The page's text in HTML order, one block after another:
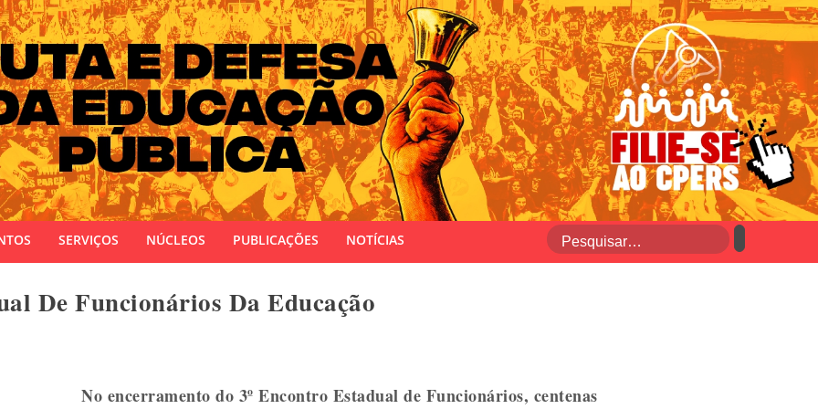
Estado do Rio Grande do Sul
SERVIÇOS NÚCLEOS PUBLICAÇÕES NOTÍCIAS
De Funcionários Da Educação
No encerramento do 3º Encontro Estadual de Funcionários, centenas